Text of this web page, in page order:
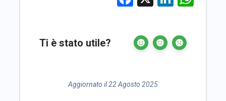
Ti è stato utile?
Aggiornato il 22 Agosto 2025